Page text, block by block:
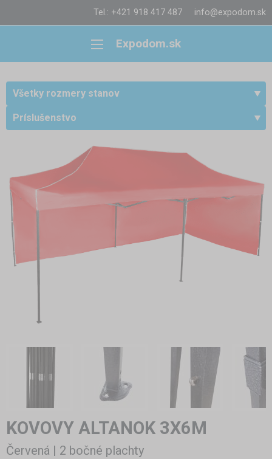
Tel.: +421 918 417 487 info@expodom.sk
Expodom.sk
Všetky rozmery stanov
Príslušenstvo
KOVOVY ALTANOK 3X6M
Červená | 2 bočné plachty